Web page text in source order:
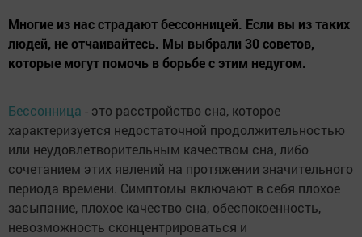
Многие из нас страдают бессонницей. Если вы из таких
людей, не отчаивайтесь. Мы выбрали 30 советов,
которые могут помочь в борьбе с этим недугом.
Бессонница - это расстройство сна, которое
характеризуется недостаточной продолжительностью
или неудовлетворительным качеством сна, либо
сочетанием этих явлений на протяжении значительного
периода времени. Симптомы включают в себя плохое
засыпание, плохое качество сна, обеспокоенность,
невозможность сконцентрироваться и